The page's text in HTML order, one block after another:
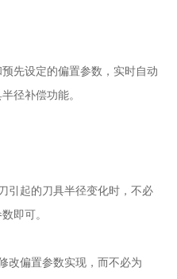
设定的偏置参数，实时自动
径补偿功能。
起的刀具半径变化时，不必
即可。
偏置参数实现，而不必为